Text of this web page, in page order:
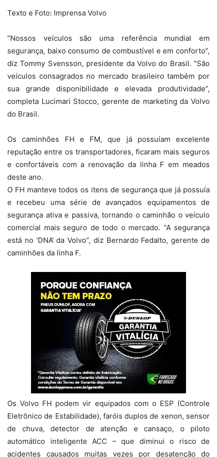
Texto e Foto: Imprensa Volvo
“Nossos veículos são uma referência mundial em
segurança, baixo consumo de combustível e em conforto”,
diz Tommy Svensson, presidente da Volvo do Brasil. “São
veículos consagrados no mercado brasileiro também por
sua grande disponibilidade e elevada produtividade”,
completa Lucimari Stocco, gerente de marketing da Volvo
do Brasil.
Os caminhões FH e FM, que já possuíam excelente
reputação entre os transportadores, ficaram mais seguros
e confortáveis com a renovação da linha F em meados
deste ano.
O FH manteve todos os itens de segurança que já possuía
e recebeu uma série de avançados equipamentos de
segurança ativa e passiva, tornando o caminhão o veículo
comercial mais seguro de todo o mercado. “A segurança
está no ‘DNA’ da Volvo”, diz Bernardo Fedalto, gerente de
caminhões da linha F.
Os Volvo FH podem vir equipados com o ESP (Controle
Eletrônico de Estabilidade), faróis duplos de xenon, sensor
de chuva, detector de atenção e cansaço, o piloto
automático inteligente ACC – que diminui o risco de
acidentes causados muitas vezes por desatenção do